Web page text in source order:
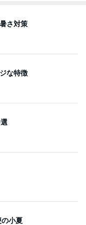
さ対策
な特徴
小夏